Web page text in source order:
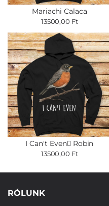
Mariachi Calaca
13500,00 Ft
I Can't Even Robin
13500,00 Ft
RÓLUNK